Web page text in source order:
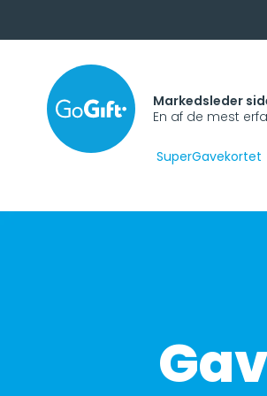
Markedsleder
En af de mest
SuperGavekortet